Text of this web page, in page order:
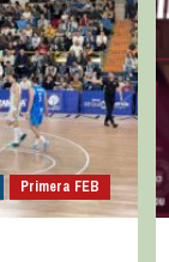
Primera FEB